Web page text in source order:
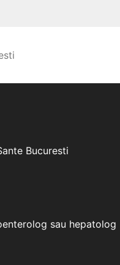
Bucuresti
sau hepatolog